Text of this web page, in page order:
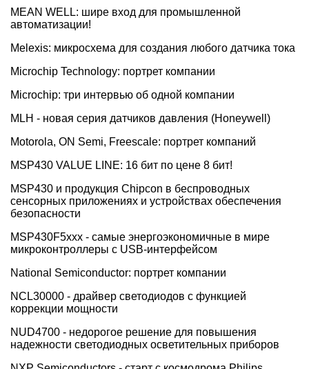
MEAN WELL: шире вход для промышленной
автоматизации!
Melexis: микросхема для создания любого датчика тока
Microchip Technology: портрет компании
Microchip: три интервью об одной компании
MLH - новая серия датчиков давления (Honeywell)
Motorola, ON Semi, Freescale: портрет компаний
MSP430 VALUE LINE: 16 бит по цене 8 бит!
MSP430 и продукция Chipcon в беспроводных
сенсорных приложениях и устройствах обеспечения
безопасности
MSP430F5xxx - самые энергоэкономичные в мире
микроконтроллеры с USB-интерфейсом
National Semiconductor: портрет компании
NCL30000 - драйвер светодиодов с функцией
коррекции мощности
NUD4700 - недорогое решение для повышения
надежности светодиодных осветительных приборов